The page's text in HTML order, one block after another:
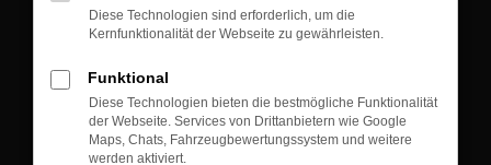
Kontakt:
Tel.: +49 3745 760 90 20
Fax: +49 3745 760 90 21
Diese Technologien sind erforderlich, um die
Kernfunktionalität der Webseite zu gewährleisten.
Funktional
Diese Technologien bieten die bestmögliche Funktionalität
der Webseite. Services von Drittanbietern wie Google
Maps, Chats, Fahrzeugbewertungssystem und weitere
werden aktiviert.